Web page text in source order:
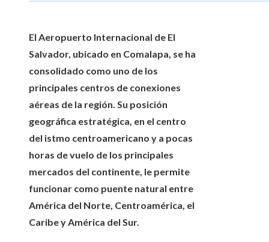
El Aeropuerto Internacional de El
Salvador, ubicado en Comalapa, se ha
consolidado como uno de los
principales centros de conexiones
aéreas de la región. Su posición
geográfica estratégica, en el centro
del istmo centroamericano y a pocas
horas de vuelo de los principales
mercados del continente, le permite
funcionar como puente natural entre
América del Norte, Centroamérica, el
Caribe y América del Sur.